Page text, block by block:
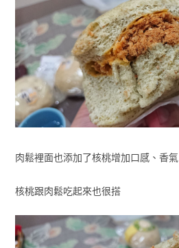
肉鬆裡面也添加了核桃增加口感、香氣
核桃跟肉鬆吃起來也很搭